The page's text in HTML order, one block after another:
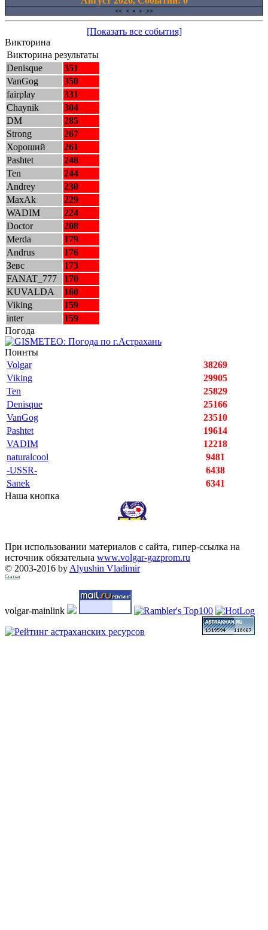
<< < • > >>
[Показать все события]
Викторина
Викторина результаты
Denisque
351
VanGog
350
fairplay
331
Chaynik
304
DM
285
Strong
267
Хороший
261
Pashtet
248
Ten
244
Andrey
230
MaxAk
229
WADIM
224
Doctor
208
Merda
179
Andrus
176
Зевс
173
FANAT_777
170
KUVALDA
160
Viking
159
inter
159
Погода
Поинты
Volgar
38269
Viking
29905
Ten
25829
Denisque
25166
VanGog
23510
Pashtet
19614
VADIM
12218
naturalcool
9481
-USSR-
6438
Sanek
6341
Наша кнопка
При использовании материалов с сайта, гипер-ссылка на
источник обязательна www.volgar-gazprom.ru
© 2003-2016 by Alyushin Vladimir
Статьи
volgar-mainlink